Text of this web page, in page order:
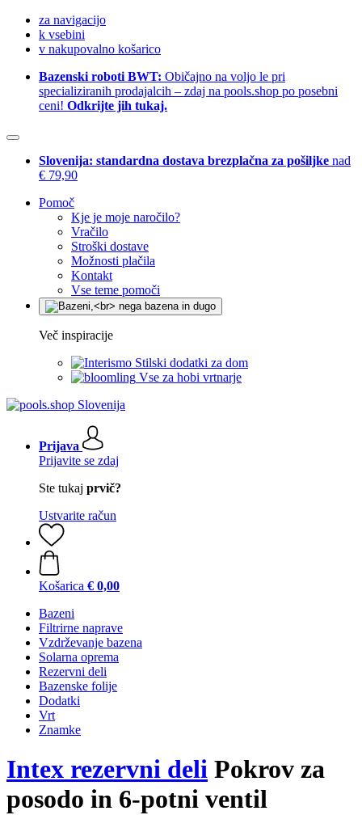
za navigacijo
k vsebini
v nakupovalno košarico
Bazenski roboti BWT: Običajno na voljo le pri
specializiranih prodajalcih – zdaj na pools.shop po posebni
ceni! Odkrijte jih tukaj.
Slovenija: standardna dostava brezplačna za pošiljke nad
€ 79,90
Pomoč
Kje je moje naročilo?
Vračilo
Stroški dostave
Možnosti plačila
Kontakt
Vse teme pomoči
Več inspiracije
Stilski dodatki za dom
Vse za hobi vrtnarje
Prijava
Prijavite se zdaj
Ste tukaj prvič?
Ustvarite račun
Košarica € 0,00
Bazeni
Filtrirne naprave
Vzdrževanje bazena
Solarna oprema
Rezervni deli
Bazenske folije
Dodatki
Vrt
Znamke
Intex rezervni deli Pokrov za
posodo in 6-potni ventil